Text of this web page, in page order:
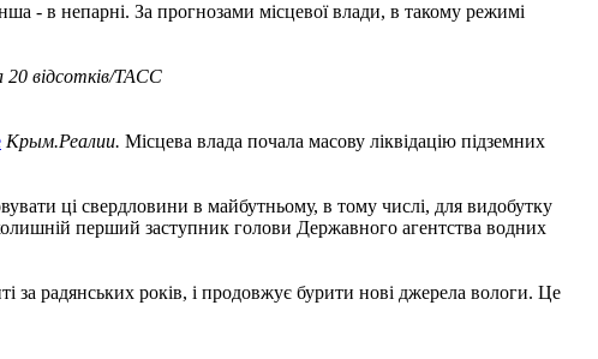
- в непарні. За прогнозами місцевої влади, в такому режимі
20 відсотків/ТАСС
Крым.Реалии. Місцева влада почала масову ліквідацію підземних
ці свердловини в майбутньому, в тому числі, для видобутку
перший заступник голови Державного агентства водних
за радянських років, і продовжує бурити нові джерела вологи. Це